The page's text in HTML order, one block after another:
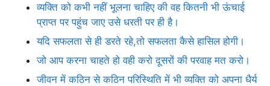
व्यक्ति को कभी नहीं भूलना चाहिए की वह कितनी भी ऊंचाई
प्राप्त पर पहुंच जाए उसे धरती पर ही है।
यदि सफलता से ही डरते रहे,तो सफलता कैसे हासिल होगी।
जो आप करना चाहते हो वही करो दूसरों की परवाह मत करो।
जीवन में कठिन से कठिन परिस्थिति में भी व्यक्ति को अपना धैर्य